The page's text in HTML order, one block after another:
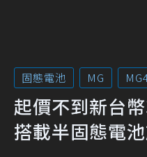
固態電池 MG
起價不到新台
搭載半固態電